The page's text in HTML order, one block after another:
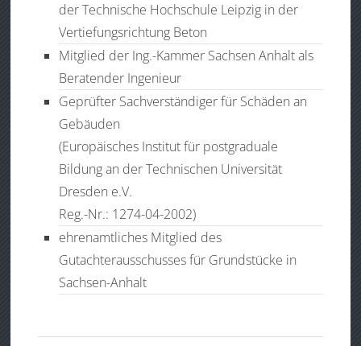
der Technische Hochschule Leipzig in der
Vertiefungsrichtung Beton
Mitglied der Ing.-Kammer Sachsen Anhalt als
Beratender Ingenieur
Geprüfter Sachverständiger für Schäden an
Gebäuden
(Europäisches Institut für postgraduale
Bildung an der Technischen Universität
Dresden e.V.
Reg.-Nr.: 1274-04-2002)
ehrenamtliches Mitglied des
Gutachterausschusses für Grundstücke in
Sachsen-Anhalt